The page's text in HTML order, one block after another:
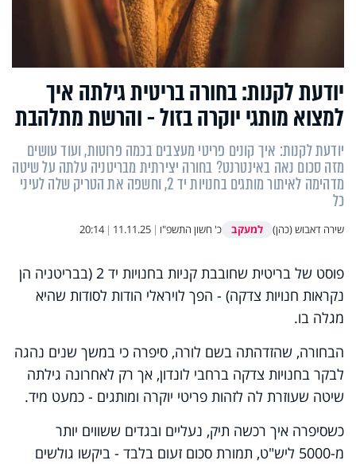
יודעת לקנות: בחורה בריטית גילתה איך
למצוא מותגי יוקרה בזול - והרשת מתלהבת
יודעת לקנות: איך קונים פריטי מעצבים בכמה פרוטות, ועוד עושים
מזה סכום נאה באינטרנט? בחורה יצירתית מבריטניה עלתה על שיטה
מדהימה לאיתור מותגים בחנויות יד 2, וחשפה את הטריק שלה לעיני
כל
שירה דאבוש (כהן) למעקב כ' חשון התשפ"ו |
11.11.25
|
20:14
פוסט של בריטית שחובבת קניות בחנויות יד 2 (בבריטניה הן
נקראות חנויות צדקה) - הפך לויראלי הודות לסודות שהיא
מגלה בו.
הבחורה, שהזדהתה בשם לורה, סיפרה כי במשך שנים נהגה
לבקר בחנויות צדקה ברחבי לונדון, אך רק לאחרונה גילתה
שיטה שעוזרת לה לזהות פריטי יוקרה ומותגים - כמעט מיד.
כשסיפרה איך רכשה תיק, נעליים ובגדים ששווים יותר
מ-5000 ליש"ט, תמורת סכום זעום בלבד - ביקשו גולשים